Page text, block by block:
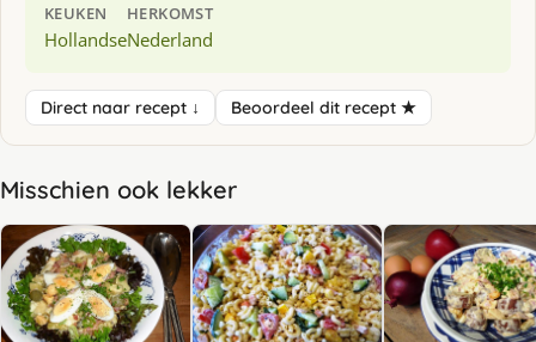
KEUKEN
Hollandse
HERKOMST
Nederland
Direct naar recept ↓ Beoordeel dit recept ★
Misschien ook lekker